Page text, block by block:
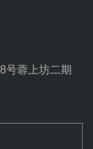
号蓉上坊二期